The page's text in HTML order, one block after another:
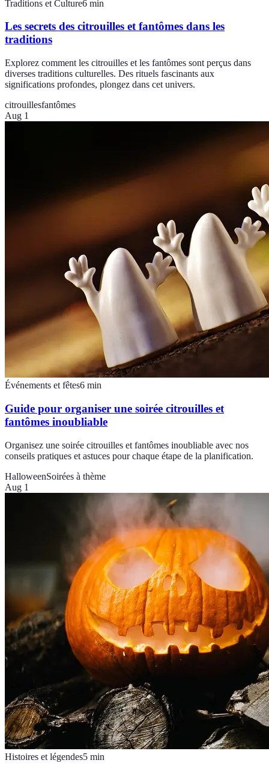
Traditions et Culture6 min
Les secrets des citrouilles et fantômes dans les
traditions
Explorez comment les citrouilles et les fantômes sont perçus dans
diverses traditions culturelles. Des rituels fascinants aux
significations profondes, plongez dans cet univers.
citrouillesfantômes
Aug 1
Événements et fêtes6 min
Guide pour organiser une soirée citrouilles et
fantômes inoubliable
Organisez une soirée citrouilles et fantômes inoubliable avec nos
conseils pratiques et astuces pour chaque étape de la planification.
HalloweenSoirées à thème
Aug 1
Histoires et légendes5 min